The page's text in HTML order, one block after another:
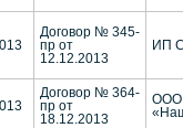
Договор № 345-
пр от
12.12.2013
ИП
Договор № 364-
пр от
18.12.2013
ООО